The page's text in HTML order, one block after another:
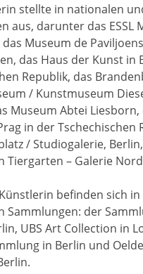
stellte in nationalen
aus, darunter das ESSL
Museum de
das Haus der Kunst in
Republik, das
/ Kunstmuseum
Museum Abtei
in der Tschechischen
/ Studiogalerie,
Tiergarten – Galerie
befinden sich
Sammlungen: der
UBS Art Collection in
in Berlin und